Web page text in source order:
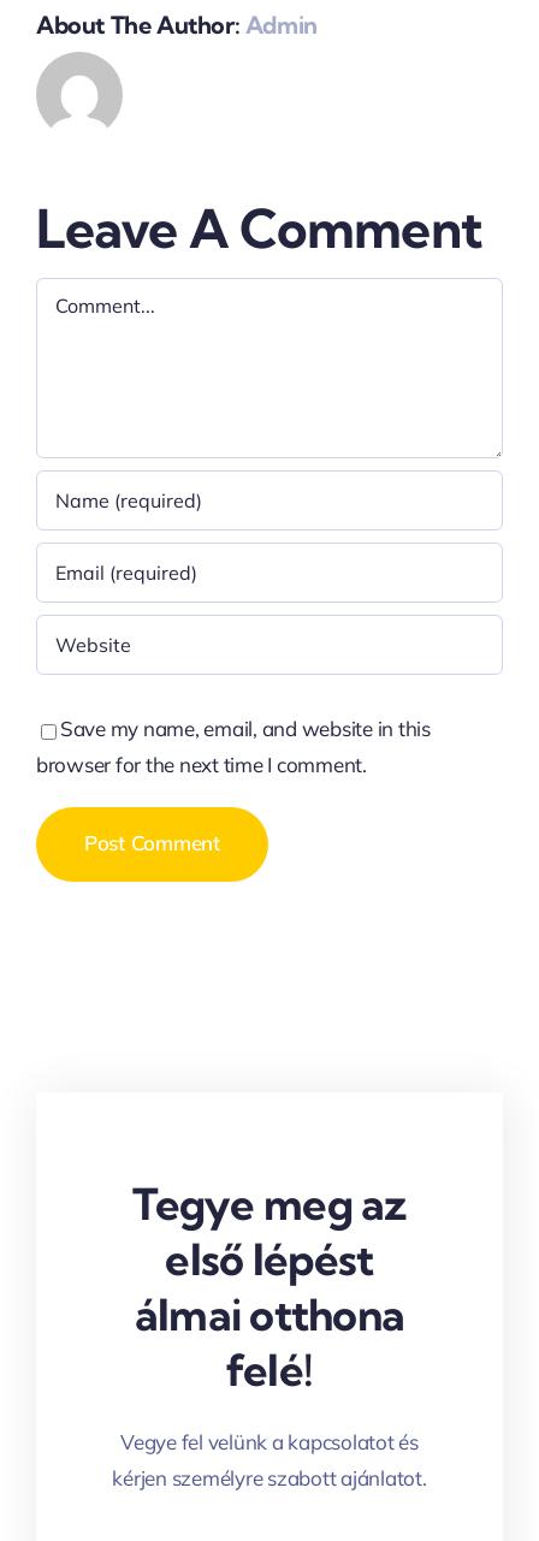
About The Author: Admin
Leave A Comment
Comment
Save my name, email, and website in this
browser for the next time I comment.
Tegye meg az
első lépést
álmai otthona
felé!
Vegye fel velünk a kapcsolatot és
kérjen személyre szabott ajánlatot.